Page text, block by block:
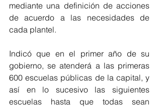
mediante una definición de acciones
de acuerdo a las necesidades de
cada plantel.
Indicó que en el primer año de su
gobierno, se atenderá a las primeras
600 escuelas públicas de la capital, y
así en lo sucesivo las siguientes
escuelas hasta que todas sean